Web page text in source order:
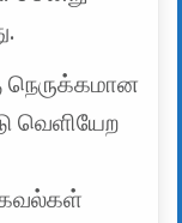
நெருக்கமான
வெளியேற